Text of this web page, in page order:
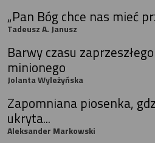
„Pan Bóg chce nas mieć
Tadeusz A. Janusz
Barwy czasu
minionego
Jolanta Wyleżyńska
Zapomniana piosenka,
ukryta...
Aleksander Markowski